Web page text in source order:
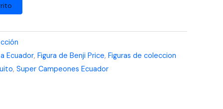
Ecuador, Figura de Benji Price, Figuras de coleccion
, Super Campeones Ecuador